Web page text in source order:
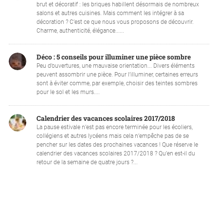
brut et décoratif : les briques habillent désormais de nombreux
salons et autres cuisines. Mais comment les intégrer à sa
décoration ? C’est ce que nous vous proposons de découvrir.
Charme, authenticité, élégance......
Déco : 5 conseils pour illuminer une pièce sombre
Peu d’ouvertures, une mauvaise orientation... Divers éléments
peuvent assombrir une pièce. Pour l’illuminer, certaines erreurs
sont à éviter comme, par exemple, choisir des teintes sombres
pour le sol et les murs....
Calendrier des vacances scolaires 2017/2018
La pause estivale n’est pas encore terminée pour les écoliers,
collégiens et autres lycéens mais cela n’empêche pas de se
pencher sur les dates des prochaines vacances ! Que réserve le
calendrier des vacances scolaires 2017/2018 ? Qu’en est-il du
retour de la semaine de quatre jours ?...